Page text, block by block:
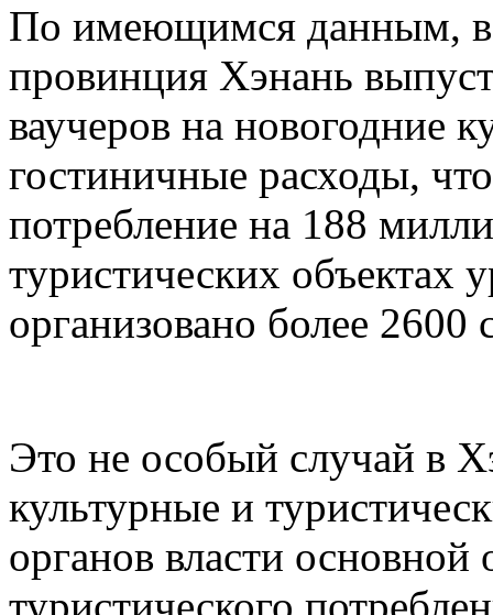
По имеющимся данным, в
провинция Хэнань
ваучеров на новогодние
гостиничные расходы,
потребление на 188
туристических
организовано более 2600
Это не особый случай в
культурные и
органов власти
туристического